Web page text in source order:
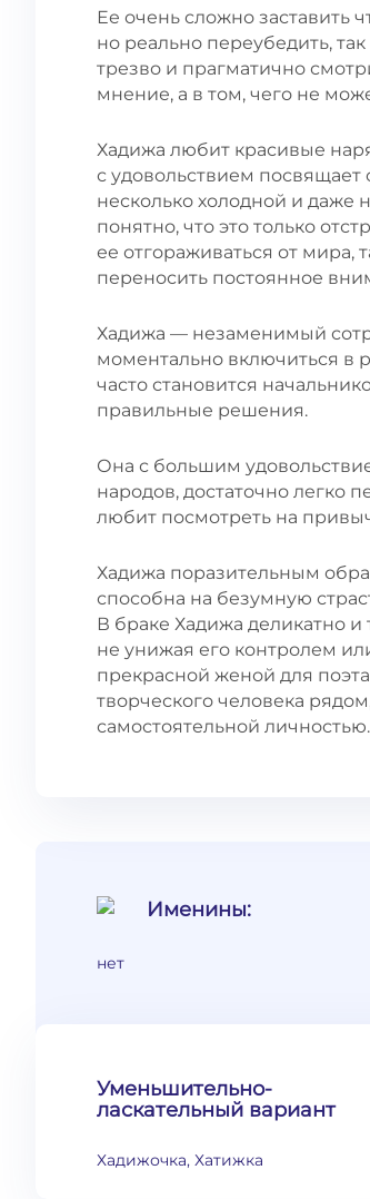
Ее очень сложно заставить
но реально переубедить,
трезво и прагматично
мнение, а в том, чего не
Хадижа любит красивые
с удовольствием
несколько холодной и даже
понятно, что это только
ее отгораживаться от мира,
переносить постоянное
Хадижа — незаменимый
моментально включиться в
часто становится
правильные решения.
Она с большим
народов, достаточно легко
любит посмотреть на
Хадижа поразительным
способна на безумную
В браке Хадижа деликатно
не унижая его контролем
прекрасной женой для
творческого человека
самостоятельной личностью.
Именины:
нет
Уменьшительно-
ласкательный вариант
Хадижочка, Хатижка